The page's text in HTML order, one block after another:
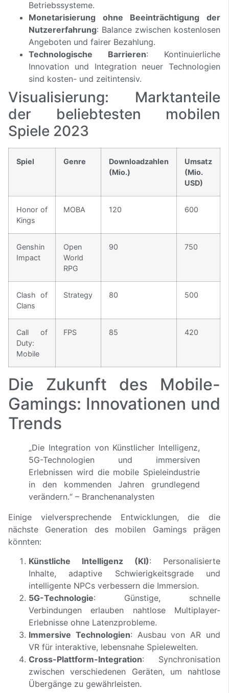
Betriebssysteme.
Monetarisierung ohne Beeinträchtigung der
Nutzererfahrung: Balance zwischen kostenlosen
Angeboten und fairer Bezahlung.
Technologische Barrieren: Kontinuierliche
Innovation und Integration neuer Technologien
sind kosten- und zeitintensiv.
Visualisierung: Marktanteile
der beliebtesten mobilen
Spiele 2023
Spiel Genre
Downloadzahlen
(Mio.)
Umsatz
(Mio.
USD)
Honor of
Kings
MOBA 120 600
Genshin
Impact
Open
World
RPG
90 750
Clash of
Clans
Strategy 80 500
Call of
Duty:
Mobile
FPS 85 420
Die Zukunft des Mobile-
Gamings: Innovationen und
Trends
„Die Integration von Künstlicher Intelligenz,
5G-Technologien und immersiven
Erlebnissen wird die mobile Spieleindustrie
in den kommenden Jahren grundlegend
verändern.“ – Branchenanalysten
Einige vielversprechende Entwicklungen, die die
nächste Generation des mobilen Gamings prägen
könnten:
Künstliche Intelligenz (KI): Personalisierte
Inhalte, adaptive Schwierigkeitsgrade und
intelligente NPCs verbessern die Immersion.
5G-Technologie: Günstige, schnelle
Verbindungen erlauben nahtlose Multiplayer-
Erlebnisse ohne Latenzprobleme.
Immersive Technologien: Ausbau von AR und
VR für interaktive, lebensnahe Spielewelten.
Cross-Plattform-Integration: Synchronisation
zwischen verschiedenen Geräten, um nahtlose
Übergänge zu gewährleisten.